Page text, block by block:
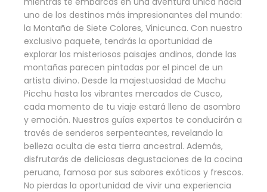
uno de los destinos más impresionantes del mundo:
la Montaña de Siete Colores, Vinicunca. Con nuestro
exclusivo paquete, tendrás la oportunidad de
explorar los misteriosos paisajes andinos, donde las
montañas parecen pintadas por el pincel de un
artista divino. Desde la majestuosidad de Machu
Picchu hasta los vibrantes mercados de Cusco,
cada momento de tu viaje estará lleno de asombro
y emoción. Nuestros guías expertos te conducirán a
través de senderos serpenteantes, revelando la
belleza oculta de esta tierra ancestral. Además,
disfrutarás de deliciosas degustaciones de la cocina
peruana, famosa por sus sabores exóticos y frescos.
No pierdas la oportunidad de vivir una experiencia